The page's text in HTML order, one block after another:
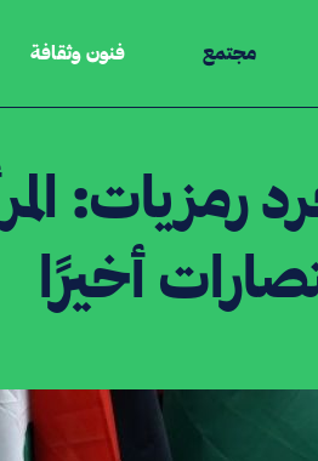
مجتمع فنون وثقافة
أخيرًا